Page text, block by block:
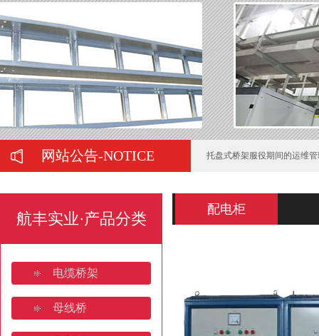
网站公告-NOTICE
如何判断喷塑桥架的质量好
弱电工程中常用的桥架有哪
在购买母线槽时有哪些注意
正确选择托盘式桥架需要注
托盘式桥架服役期间的运维
济南电缆桥架:安装规范与全
航丰实业·产品分类
电缆桥架
母线桥
配电柜